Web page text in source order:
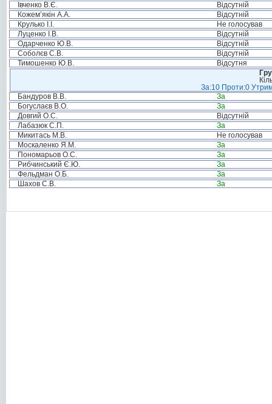
Івченко В.Є.
Відсутній
Кожем’якін А.А.
Відсутній
Крулько І.І.
Не голосував
Луценко І.В.
Відсутній
Одарченко Ю.В.
Відсутній
Соболєв С.В.
Відсутній
Тимошенко Ю.В.
Відсутня
За:10 Проти:0
Бандуров В.В.
За
Богуслаєв В.О.
За
Довгий О.С.
Відсутній
Лабазюк С.П.
За
Микитась М.В.
Не голосував
Москаленко Я.М.
За
Пономарьов О.С.
За
Рибчинський Є.Ю.
За
Фельдман О.Б.
За
Шахов С.В.
За